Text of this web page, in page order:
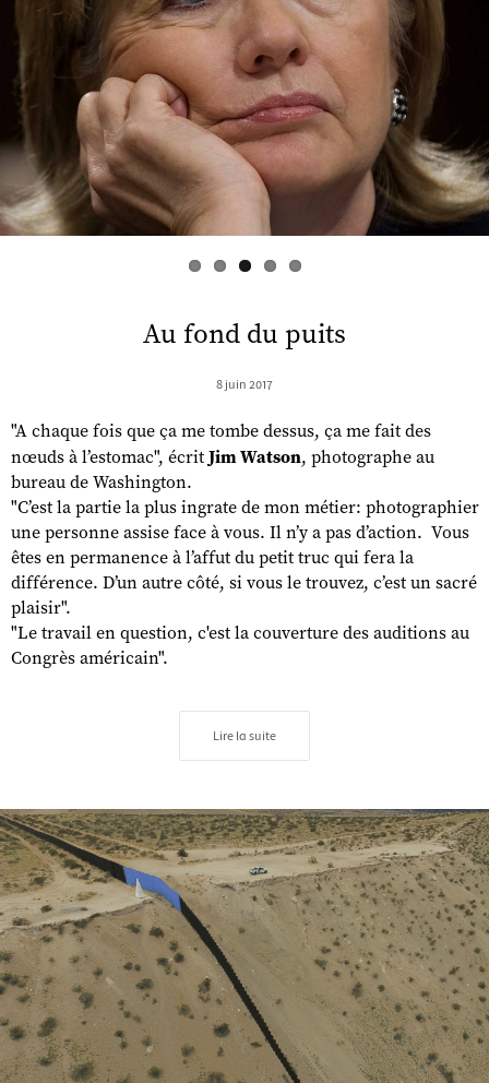
Au fond du puits
8 juin 2017
"A chaque fois que ça me tombe dessus, ça me fait des
nœuds à l’estomac", écrit Jim Watson, photographe au
bureau de Washington.
"C’est la partie la plus ingrate de mon métier: photographier
une personne assise face à vous. Il n’y a pas d’action. Vous
êtes en permanence à l’affut du petit truc qui fera la
différence. D’un autre côté, si vous le trouvez, c’est un sacré
plaisir".
"Le travail en question, c'est la couverture des auditions au
Congrès américain".
Lire la suite